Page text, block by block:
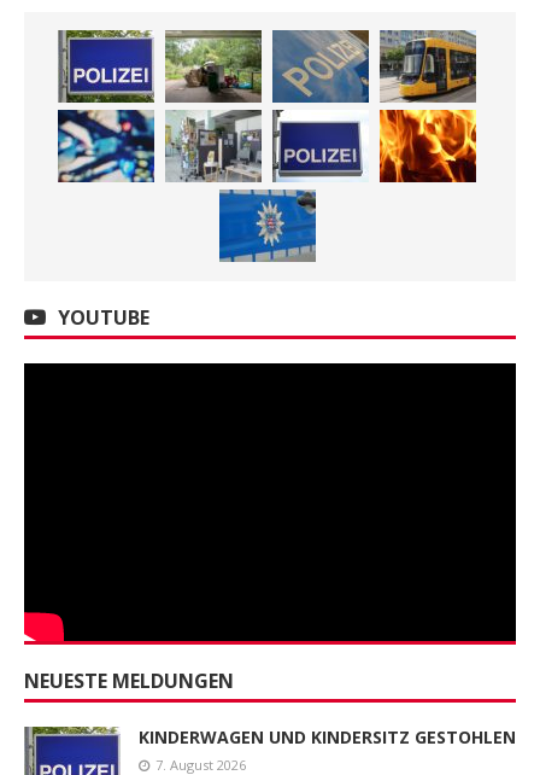
YOUTUBE
NEUESTE MELDUNGEN
KINDERWAGEN UND KINDERSITZ GESTOHLEN
7. August 2026